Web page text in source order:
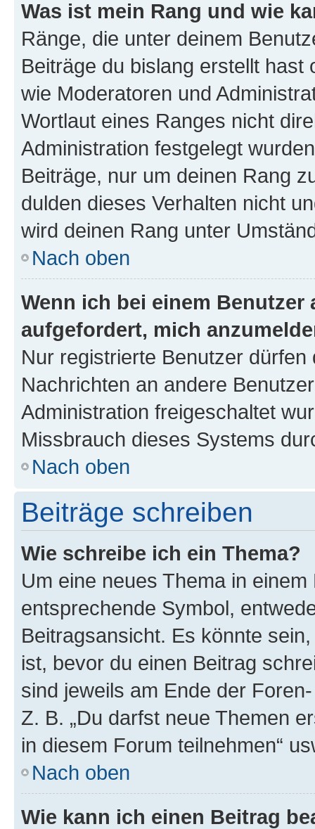
Was ist mein Rang und wie
Ränge, die unter deinem
Beiträge du bislang erstellt
wie Moderatoren und
Wortlaut eines Ranges nicht
Administration festgelegt
Beiträge, nur um deinen Rang
dulden dieses Verhalten nicht
wird deinen Rang unter
Nach oben
Wenn ich bei einem
aufgefordert, mich
Nur registrierte Benutzer
Nachrichten an andere
Administration freigeschaltet
Missbrauch dieses Systems
Nach oben
Beiträge schreiben
Wie schreibe ich ein Thema?
Um eine neues Thema in
entsprechende Symbol,
Beitragsansicht. Es könnte
ist, bevor du einen Beitrag
sind jeweils am Ende der
Z. B. „Du darfst neue Themen
in diesem Forum teilnehmen“
Nach oben
Wie kann ich einen Beitrag